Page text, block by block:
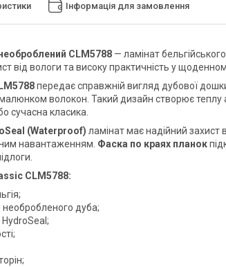
Інформація для замовлення
CLM5788 — ламінат
від вологи та високу практичність у
передає справжній вигляд дубової
волокон. Такий дизайн створює теплу
сучасна класика.
(Waterproof) ламінат має надійний
навантаженням. Фаска по краях планок
CLM5788:
дуба;
HydroSeal;